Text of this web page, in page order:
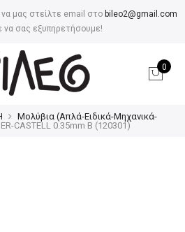
μας στείλτε email στο bileo2@gmail.com
να σας εξυπηρετήσουμε!
0
Μολύβια (Απλά-Ειδικά-Μηχανικά-
CASTELL 0.35mm Β (120301)